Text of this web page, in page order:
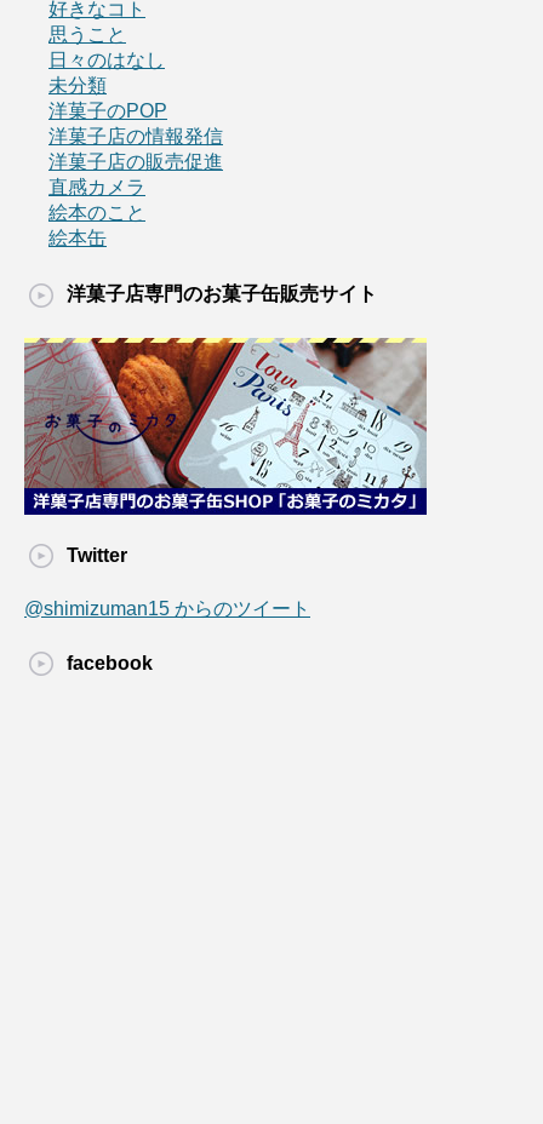
好きなコト
思うこと
日々のはなし
未分類
洋菓子のPOP
洋菓子店の情報発信
洋菓子店の販売促進
直感カメラ
絵本のこと
絵本缶
洋菓子店専門のお菓子缶販売サイト
Twitter
@shimizuman15 からのツイート
facebook